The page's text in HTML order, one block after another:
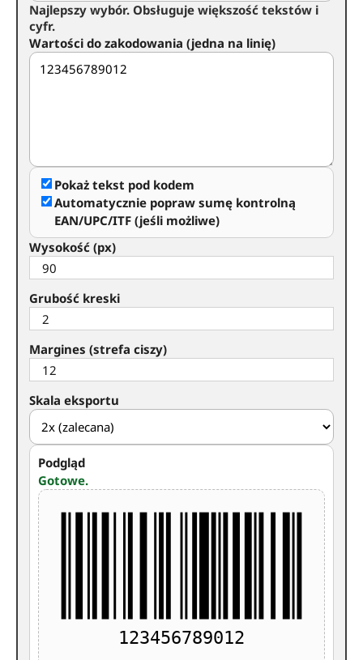
Najlepszy wybór. Obsługuje większość tekstów i
cyfr.
Wartości do zakodowania (jedna na linię)
Pokaż tekst pod kodem
Automatycznie popraw sumę kontrolną
EAN/UPC/ITF (jeśli możliwe)
Wysokość (px)
Grubość kreski
Margines (strefa ciszy)
Skala eksportu
Podgląd
Gotowe.
123456789012